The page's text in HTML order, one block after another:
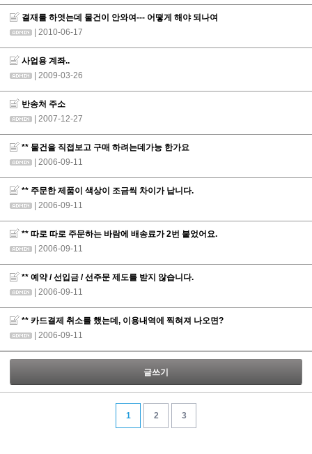
결재를 하엿는데 물건이 안와여--- 어떻게 해야 되나여
| 2010-06-17
사업용 계좌..
| 2009-03-26
반송처 주소
| 2007-12-27
** 물건을 직접보고 구매 하려는데가능 한가요
| 2006-09-11
** 주문한 제품이 색상이 조금씩 차이가 납니다.
| 2006-09-11
** 따로 따로 주문하는 바람에 배송료가 2번 붙었어요.
| 2006-09-11
** 예약 / 선입금 / 선주문 제도를 받지 않습니다.
| 2006-09-11
** 카드결제 취소를 했는데, 이용내역에 찍혀져 나오면?
| 2006-09-11
글쓰기
1 2 3